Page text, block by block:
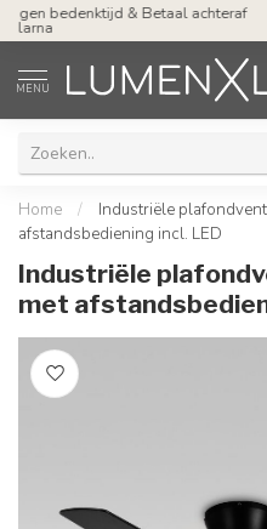
Tel: ma-do tot 23.00, vr tot
17.00 uur
MENU
Home /
Industriële
afstandsbediening incl. LED
Industriële
met